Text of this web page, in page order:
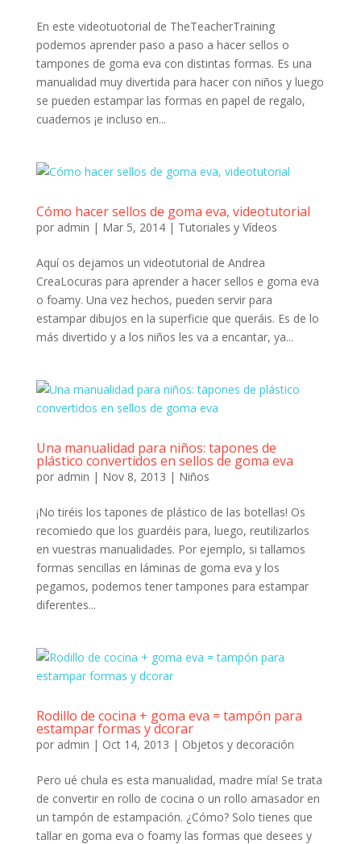
En este videotuotorial de TheTeacherTraining
podemos aprender paso a paso a hacer sellos o
tampones de goma eva con distintas formas. Es una
manualidad muy divertida para hacer con niños y luego
se pueden estampar las formas en papel de regalo,
cuadernos ¡e incluso en...
Cómo hacer sellos de goma eva, videotutorial
por admin | Mar 5, 2014| Tutoriales y Vídeos
Aquí os dejamos un videotutorial de Andrea
CreaLocuras para aprender a hacer sellos e goma eva
o foamy. Una vez hechos, pueden servir para
estampar dibujos en la superficie que queráis. Es de lo
más divertido y a los niños les va a encantar, ya...
Una manualidad para niños: tapones de
plástico convertidos en sellos de goma eva
por admin | Nov 8, 2013 | Niños
¡No tiréis los tapones de plástico de las botellas! Os
recomiedo que los guardéis para, luego, reutilizarlos
en vuestras manualidades. Por ejemplo, si tallamos
formas sencillas en láminas de goma eva y los
pegamos, podemos tener tampones para estampar
diferentes...
Rodillo de cocina + goma eva = tampón para
estampar formas y dcorar
por admin | Oct 14, 2013 | Objetos y decoración
Pero ué chula es esta manualidad, madre mía! Se trata
de convertir en rollo de cocina o un rollo amasador en
un tampón de estampación. ¿Cómo? Solo tienes que
tallar en goma eva o foamy las formas que desees y